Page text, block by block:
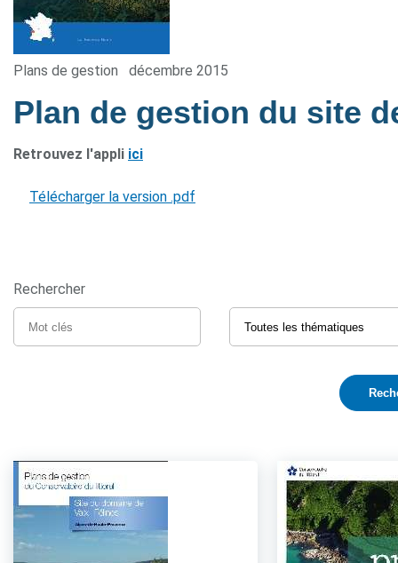
Plans de gestion décembre 2015
Plan de gestion du site
Retrouvez l'appli ici
Télécharger la version .pdf
Rechercher